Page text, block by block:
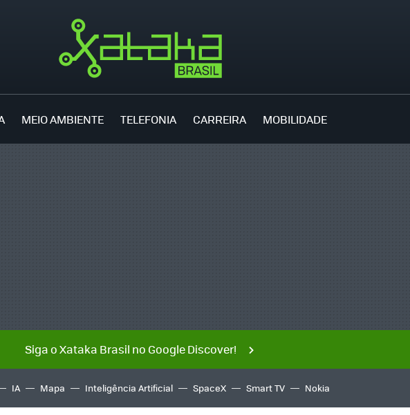
MEIO AMBIENTE TELEFONIA CARREIRA MOBILIDADE
Siga o Xataka Brasil no Google Discover!
IA Mapa Inteligência Artificial SpaceX Smart TV Nokia